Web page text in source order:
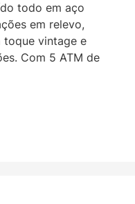
todo em aço
em relevo,
toque vintage e
Com 5 ATM de